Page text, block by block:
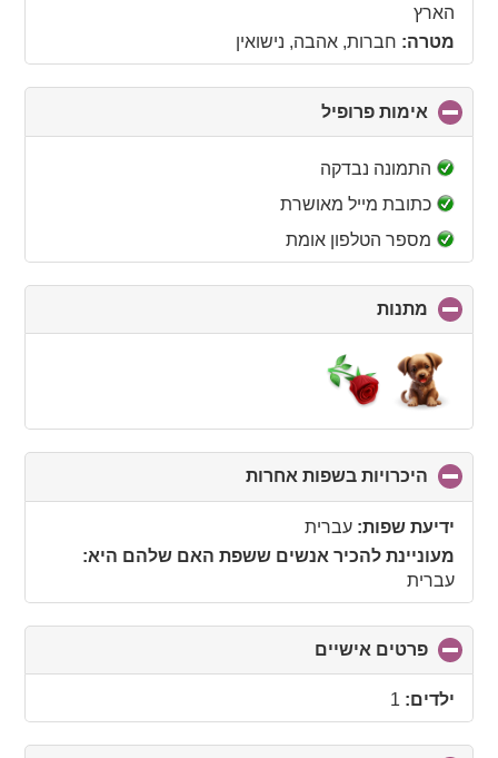
הארץ
מטרה: חברות, אהבה, נישואין
אימות פרופיל
to
התמונה נבדקה
כתובת מייל מאושרת
מספר הטלפון אומת
מתנות
to
collapse
contents
היכרויות בשפות אחרות
to
ידיעת שפות: עברית
מעוניינת להכיר אנשים ששפת האם שלהם היא:
עברית
פרטים אישיים
to
ילדים: 1